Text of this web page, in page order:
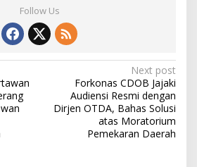
Follow Us
Next post
Forkonas CDOB Jajaki
Audiensi Resmi dengan
Dirjen OTDA, Bahas Solusi
atas Moratorium
Pemekaran Daerah